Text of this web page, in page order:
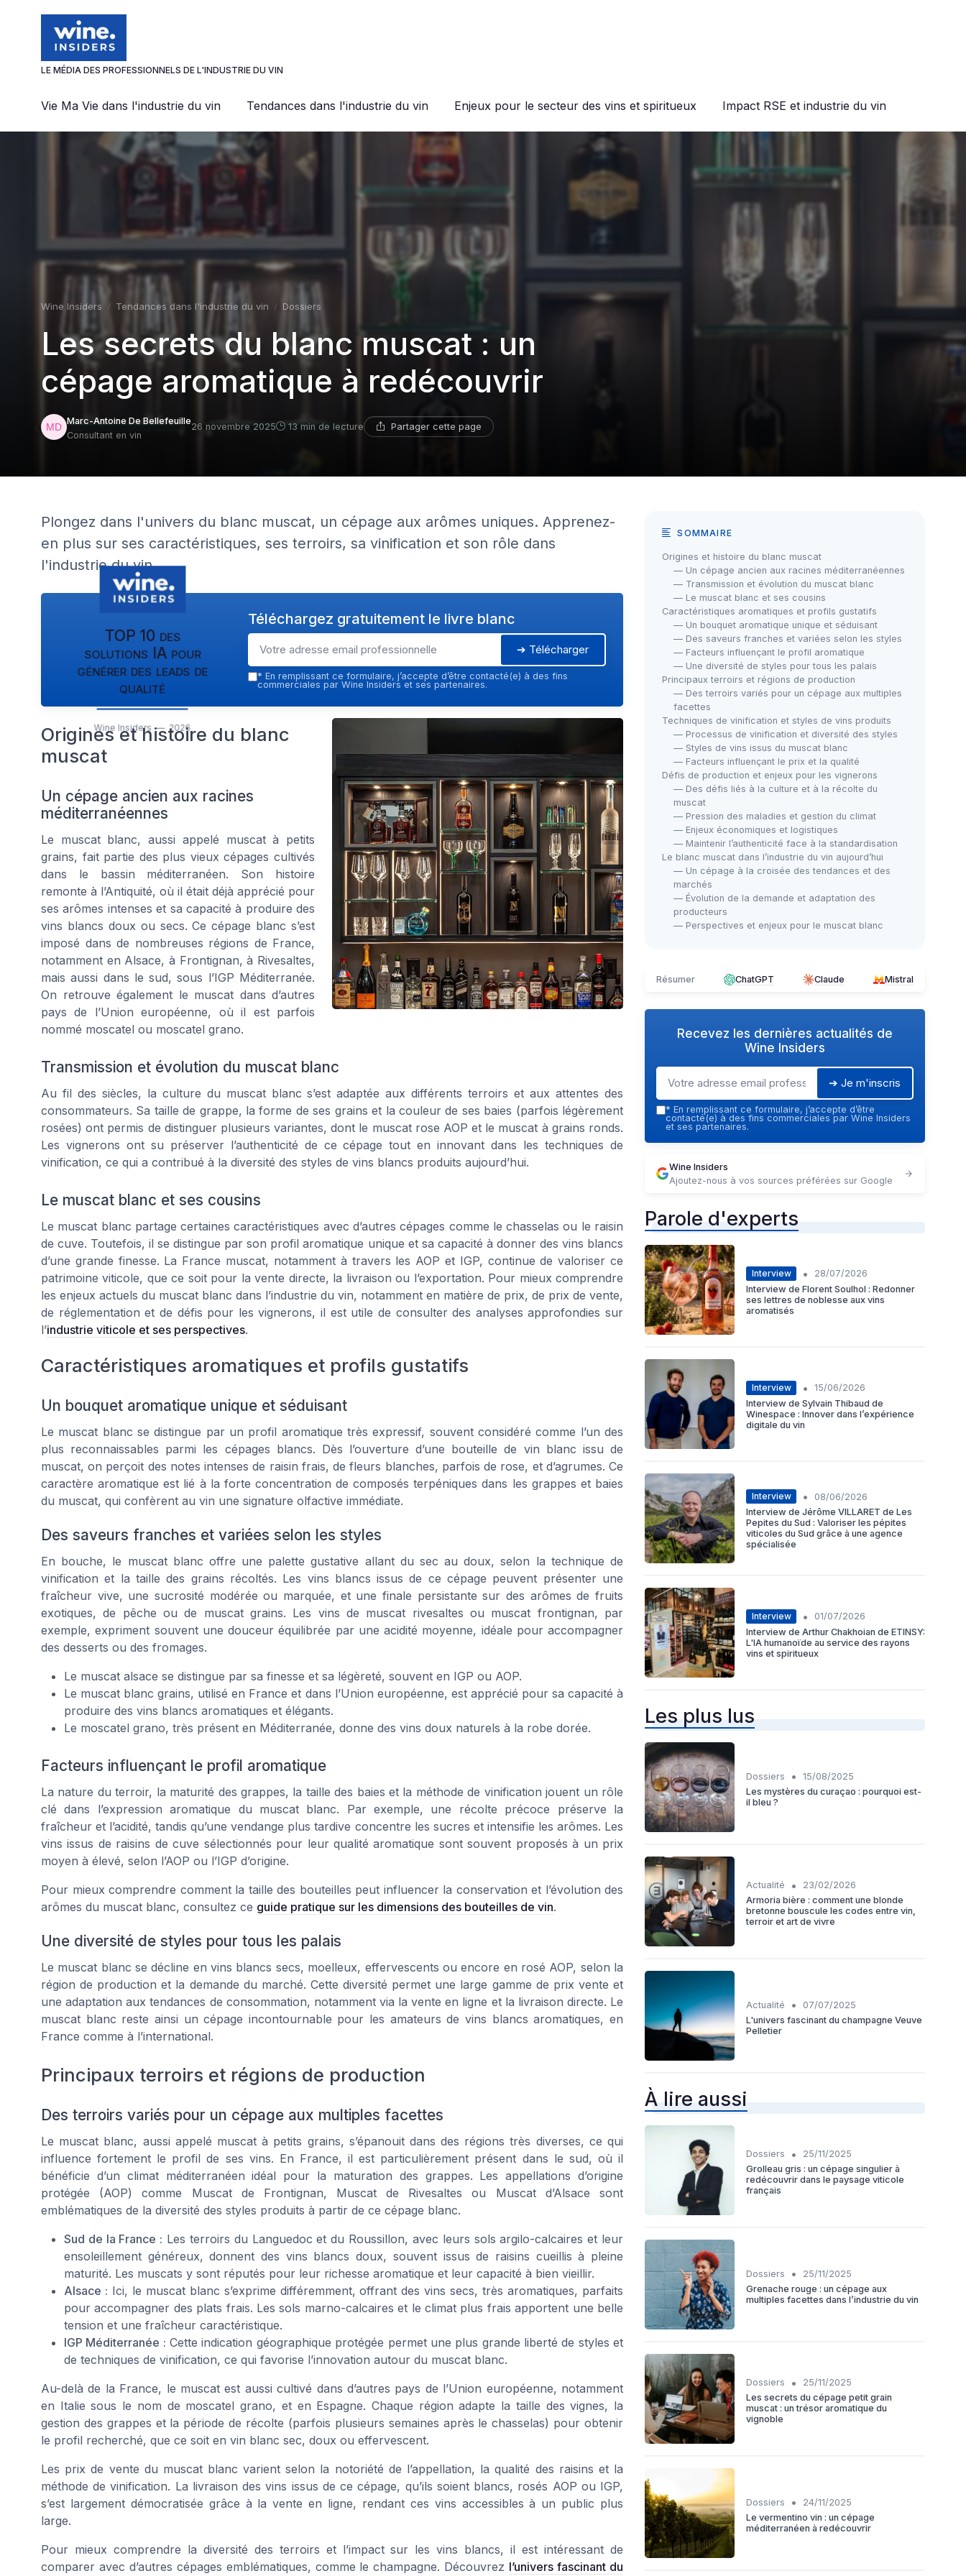
LE MÉDIA DES PROFESSIONNELS DE L'INDUSTRIE DU VIN
Vie Ma Vie dans l'industrie du vin Tendances dans l'industrie du vin Enjeux pour le secteur des vins et spiritueux Impact RSE et industrie du vin
Wine Insiders Tendances dans l'industrie du vin Dossiers
Les secrets du blanc muscat : un
cépage aromatique à redécouvrir
Marc-Antoine De Bellefeuille
Consultant en vin
26 novembre 2025 13 min de lecture Partager cette page
Plongez dans l'univers du blanc muscat, un cépage aux arômes uniques. Apprenez-
en plus sur ses caractéristiques, ses terroirs, sa vinification et son rôle dans
l'industrie du vin.
TOP 10 des
solutions IA pour
générer des leads de
qualité
Wine Insiders — 2026
Téléchargez gratuitement le livre blanc
➔ Télécharger
* En remplissant ce formulaire, j’accepte d’être contacté(e) à des fins
commerciales par Wine Insiders et ses partenaires.
Origines et histoire du blanc
muscat
Un cépage ancien aux racines
méditerranéennes
Le muscat blanc, aussi appelé muscat à petits
grains, fait partie des plus vieux cépages cultivés
dans le bassin méditerranéen. Son histoire
remonte à l’Antiquité, où il était déjà apprécié pour
ses arômes intenses et sa capacité à produire des
vins blancs doux ou secs. Ce cépage blanc s’est
imposé dans de nombreuses régions de France,
notamment en Alsace, à Frontignan, à Rivesaltes,
mais aussi dans le sud, sous l’IGP Méditerranée.
On retrouve également le muscat dans d’autres
pays de l’Union européenne, où il est parfois
nommé moscatel ou moscatel grano.
Transmission et évolution du muscat blanc
Au fil des siècles, la culture du muscat blanc s’est adaptée aux différents terroirs et aux attentes des
consommateurs. Sa taille de grappe, la forme de ses grains et la couleur de ses baies (parfois légèrement
rosées) ont permis de distinguer plusieurs variantes, dont le muscat rose AOP et le muscat à grains ronds.
Les vignerons ont su préserver l’authenticité de ce cépage tout en innovant dans les techniques de
vinification, ce qui a contribué à la diversité des styles de vins blancs produits aujourd’hui.
Le muscat blanc et ses cousins
Le muscat blanc partage certaines caractéristiques avec d’autres cépages comme le chasselas ou le raisin
de cuve. Toutefois, il se distingue par son profil aromatique unique et sa capacité à donner des vins blancs
d’une grande finesse. La France muscat, notamment à travers les AOP et IGP, continue de valoriser ce
patrimoine viticole, que ce soit pour la vente directe, la livraison ou l’exportation. Pour mieux comprendre
les enjeux actuels du muscat blanc dans l’industrie du vin, notamment en matière de prix, de prix de vente,
de réglementation et de défis pour les vignerons, il est utile de consulter des analyses approfondies sur
l’industrie viticole et ses perspectives.
Caractéristiques aromatiques et profils gustatifs
Un bouquet aromatique unique et séduisant
Le muscat blanc se distingue par un profil aromatique très expressif, souvent considéré comme l’un des
plus reconnaissables parmi les cépages blancs. Dès l’ouverture d’une bouteille de vin blanc issu de
muscat, on perçoit des notes intenses de raisin frais, de fleurs blanches, parfois de rose, et d’agrumes. Ce
caractère aromatique est lié à la forte concentration de composés terpéniques dans les grappes et baies
du muscat, qui confèrent au vin une signature olfactive immédiate.
Des saveurs franches et variées selon les styles
En bouche, le muscat blanc offre une palette gustative allant du sec au doux, selon la technique de
vinification et la taille des grains récoltés. Les vins blancs issus de ce cépage peuvent présenter une
fraîcheur vive, une sucrosité modérée ou marquée, et une finale persistante sur des arômes de fruits
exotiques, de pêche ou de muscat grains. Les vins de muscat rivesaltes ou muscat frontignan, par
exemple, expriment souvent une douceur équilibrée par une acidité moyenne, idéale pour accompagner
des desserts ou des fromages.
Le muscat alsace se distingue par sa finesse et sa légèreté, souvent en IGP ou AOP.
Le muscat blanc grains, utilisé en France et dans l’Union européenne, est apprécié pour sa capacité à
produire des vins blancs aromatiques et élégants.
Le moscatel grano, très présent en Méditerranée, donne des vins doux naturels à la robe dorée.
Facteurs influençant le profil aromatique
La nature du terroir, la maturité des grappes, la taille des baies et la méthode de vinification jouent un rôle
clé dans l’expression aromatique du muscat blanc. Par exemple, une récolte précoce préserve la
fraîcheur et l’acidité, tandis qu’une vendange plus tardive concentre les sucres et intensifie les arômes. Les
vins issus de raisins de cuve sélectionnés pour leur qualité aromatique sont souvent proposés à un prix
moyen à élevé, selon l’AOP ou l’IGP d’origine.
Pour mieux comprendre comment la taille des bouteilles peut influencer la conservation et l’évolution des
arômes du muscat blanc, consultez ce guide pratique sur les dimensions des bouteilles de vin.
Une diversité de styles pour tous les palais
Le muscat blanc se décline en vins blancs secs, moelleux, effervescents ou encore en rosé AOP, selon la
région de production et la demande du marché. Cette diversité permet une large gamme de prix vente et
une adaptation aux tendances de consommation, notamment via la vente en ligne et la livraison directe. Le
muscat blanc reste ainsi un cépage incontournable pour les amateurs de vins blancs aromatiques, en
France comme à l’international.
Principaux terroirs et régions de production
Des terroirs variés pour un cépage aux multiples facettes
Le muscat blanc, aussi appelé muscat à petits grains, s’épanouit dans des régions très diverses, ce qui
influence fortement le profil de ses vins. En France, il est particulièrement présent dans le sud, où il
bénéficie d’un climat méditerranéen idéal pour la maturation des grappes. Les appellations d’origine
protégée (AOP) comme Muscat de Frontignan, Muscat de Rivesaltes ou Muscat d’Alsace sont
emblématiques de la diversité des styles produits à partir de ce cépage blanc.
Sud de la France : Les terroirs du Languedoc et du Roussillon, avec leurs sols argilo-calcaires et leur
ensoleillement généreux, donnent des vins blancs doux, souvent issus de raisins cueillis à pleine
maturité. Les muscats y sont réputés pour leur richesse aromatique et leur capacité à bien vieillir.
Alsace : Ici, le muscat blanc s’exprime différemment, offrant des vins secs, très aromatiques, parfaits
pour accompagner des plats frais. Les sols marno-calcaires et le climat plus frais apportent une belle
tension et une fraîcheur caractéristique.
IGP Méditerranée : Cette indication géographique protégée permet une plus grande liberté de styles et
de techniques de vinification, ce qui favorise l’innovation autour du muscat blanc.
Au-delà de la France, le muscat est aussi cultivé dans d’autres pays de l’Union européenne, notamment
en Italie sous le nom de moscatel grano, et en Espagne. Chaque région adapte la taille des vignes, la
gestion des grappes et la période de récolte (parfois plusieurs semaines après le chasselas) pour obtenir
le profil recherché, que ce soit en vin blanc sec, doux ou effervescent.
Les prix de vente du muscat blanc varient selon la notoriété de l’appellation, la qualité des raisins et la
méthode de vinification. La livraison des vins issus de ce cépage, qu’ils soient blancs, rosés AOP ou IGP,
s’est largement démocratisée grâce à la vente en ligne, rendant ces vins accessibles à un public plus
large.
Pour mieux comprendre la diversité des terroirs et l’impact sur les vins blancs, il est intéressant de
comparer avec d’autres cépages emblématiques, comme le champagne. Découvrez l’univers fascinant du
SOMMAIRE
Origines et histoire du blanc muscat
— Un cépage ancien aux racines méditerranéennes
— Transmission et évolution du muscat blanc
— Le muscat blanc et ses cousins
Caractéristiques aromatiques et profils gustatifs
— Un bouquet aromatique unique et séduisant
— Des saveurs franches et variées selon les styles
— Facteurs influençant le profil aromatique
— Une diversité de styles pour tous les palais
Principaux terroirs et régions de production
— Des terroirs variés pour un cépage aux multiples
facettes
Techniques de vinification et styles de vins produits
— Processus de vinification et diversité des styles
— Styles de vins issus du muscat blanc
— Facteurs influençant le prix et la qualité
Défis de production et enjeux pour les vignerons
— Des défis liés à la culture et à la récolte du
muscat
— Pression des maladies et gestion du climat
— Enjeux économiques et logistiques
— Maintenir l’authenticité face à la standardisation
Le blanc muscat dans l’industrie du vin aujourd’hui
— Un cépage à la croisée des tendances et des
marchés
— Évolution de la demande et adaptation des
producteurs
— Perspectives et enjeux pour le muscat blanc
Résumer ChatGPT Claude Mistral
Recevez les dernières actualités de
Wine Insiders
➔ Je m'inscris
* En remplissant ce formulaire, j’accepte d’être
contacté(e) à des fins commerciales par Wine Insiders
et ses partenaires.
Wine Insiders
Ajoutez-nous à vos sources préférées sur Google
Parole d'experts
Interview •
28/07/2026
Interview de Florent Soulhol : Redonner
ses lettres de noblesse aux vins
aromatisés
Interview •
15/06/2026
Interview de Sylvain Thibaud de
Winespace : Innover dans l’expérience
digitale du vin
Interview •
08/06/2026
Interview de Jérôme VILLARET de Les
Pepites du Sud : Valoriser les pépites
viticoles du Sud grâce à une agence
spécialisée
Interview •
01/07/2026
Interview de Arthur Chakhoian de ETINSY:
L'IA humanoïde au service des rayons
vins et spiritueux
Les plus lus
Dossiers •
15/08/2025
Les mystères du curaçao : pourquoi est-
il bleu ?
Actualité •
23/02/2026
Armoria bière : comment une blonde
bretonne bouscule les codes entre vin,
terroir et art de vivre
Actualité •
07/07/2025
L'univers fascinant du champagne Veuve
Pelletier
À lire aussi
Dossiers •
25/11/2025
Grolleau gris : un cépage singulier à
redécouvrir dans le paysage viticole
français
Dossiers •
25/11/2025
Grenache rouge : un cépage aux
multiples facettes dans l’industrie du vin
Dossiers •
25/11/2025
Les secrets du cépage petit grain
muscat : un trésor aromatique du
vignoble
Dossiers •
24/11/2025
Le vermentino vin : un cépage
méditerranéen à redécouvrir